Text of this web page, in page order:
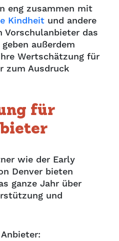
eng zusammen mit
Kindheit und andere
das
außerdem
Wertschätzung für
zum Ausdruck
für
wie der Early
Denver bieten
ganze Jahr über
und